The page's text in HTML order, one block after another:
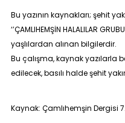
Bu yazının kaynakları; şehit
‘’ÇAMLIHEMŞİN HALALILAR
yaşlılardan alınan bilgilerdir.
Bu çalışma, kaynak yazılarla
edilecek, basılı halde şehit
Kaynak: Çamlıhemşin Dergisi